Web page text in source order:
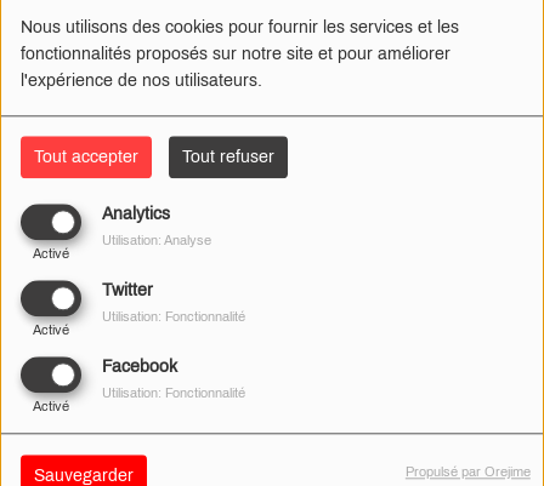
Nous utilisons des cookies pour fournir les services et les
fonctionnalités proposés sur notre site et pour améliorer
l'expérience de nos utilisateurs.
Tout accepter Tout refuser
Analytics
Activé
Utilisation: Analyse
Twitter
Activé
Utilisation: Fonctionnalité
Facebook
Activé
Utilisation: Fonctionnalité
Sauvegarder Propulsé par Orejime
BOURGES FC : LES
RENCONTRES DU WEEK-END
DÉPARTEMENT LE PLUS
SAISIE DE DROGUES ET
DE PRISON AVEC SURSIS